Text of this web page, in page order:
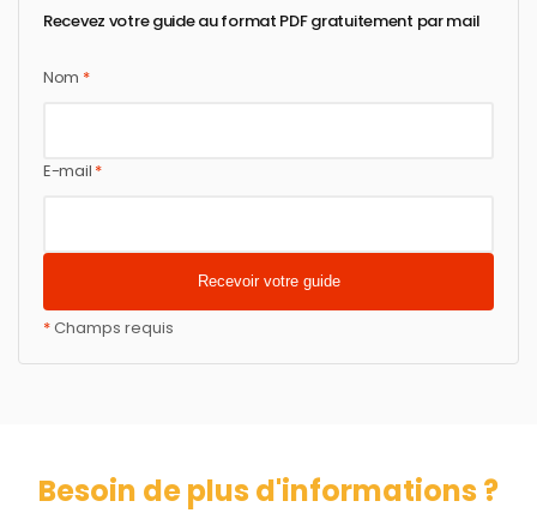
Recevez votre guide au format PDF gratuitement par mail
Nom *
E-mail *
*Champs requis
Besoin de plus d'informations ?